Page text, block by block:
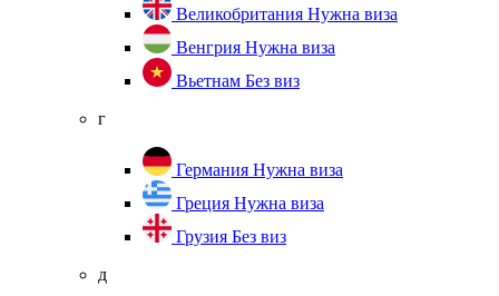
Великобритания Нужна виза
Венгрия Нужна виза
Вьетнам Без виз
г
Германия Нужна виза
Греция Нужна виза
Грузия Без виз
д